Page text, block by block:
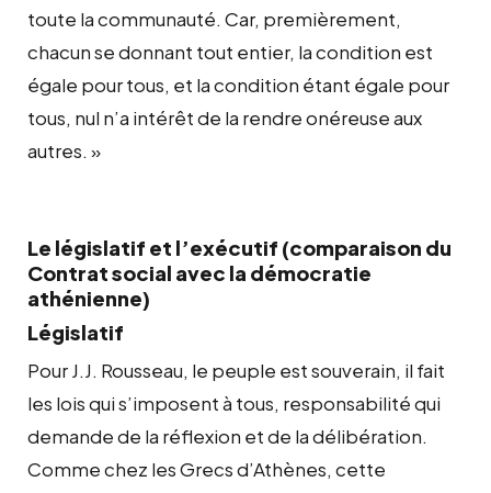
toute la communauté. Car, premièrement,
chacun se donnant tout entier, la condition est
égale pour tous, et la condition étant égale pour
tous, nul n’a intérêt de la rendre onéreuse aux
autres. »
Le législatif et l’exécutif (comparaison du
Contrat social avec la démocratie
athénienne)
Législatif
Pour J.J. Rousseau, le peuple est souverain, il fait
les lois qui s’imposent à tous, responsabilité qui
demande de la réflexion et de la délibération.
Comme chez les Grecs d’Athènes, cette